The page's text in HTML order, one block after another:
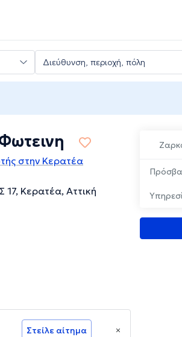
στην Κερατέα
Κερατέα, Αττική
Στείλε αίτημα